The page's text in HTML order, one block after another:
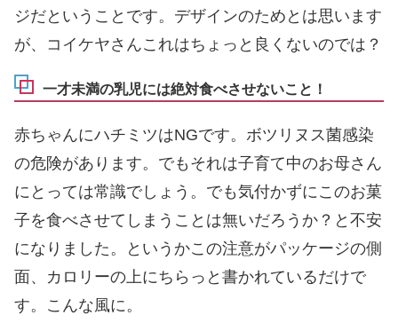
ジだということです。デザインのためとは思います
が、コイケヤさんこれはちょっと良くないのでは？
一才未満の乳児には絶対食べさせないこと！
赤ちゃんにハチミツはNGです。ボツリヌス菌感染
の危険があります。でもそれは子育て中のお母さん
にとっては常識でしょう。でも気付かずにこのお菓
子を食べさせてしまうことは無いだろうか？と不安
になりました。というかこの注意がパッケージの側
面、カロリーの上にちらっと書かれているだけで
す。こんな風に。